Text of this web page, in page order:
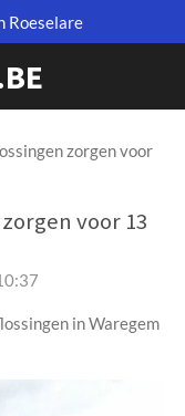
Roeselare
zorgen voor
voor 13
in Waregem